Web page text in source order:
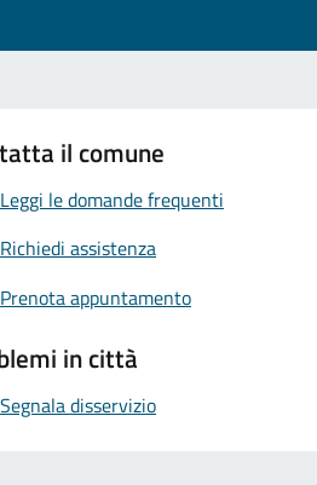
il comune
Leggi le domande frequenti
Richiedi assistenza
Prenota appuntamento
in città
Segnala disservizio